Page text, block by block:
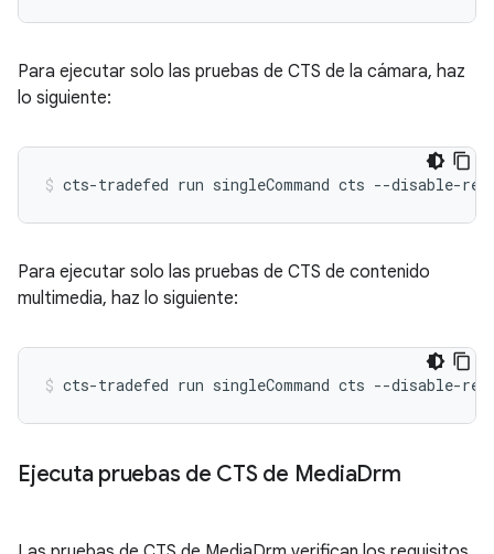
Para ejecutar solo las pruebas de CTS de la cámara, haz
lo siguiente:
cts-tradefed run singleCommand cts --disable-
Para ejecutar solo las pruebas de CTS de contenido
multimedia, haz lo siguiente:
cts-tradefed run singleCommand cts --disable-
Ejecuta pruebas de CTS de MediaDrm